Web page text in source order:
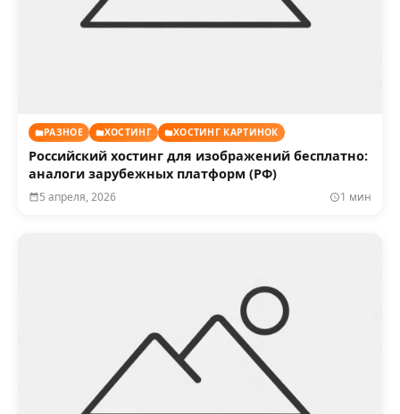
РАЗНОЕ ХОСТИНГ ХОСТИНГ КАРТИНОК
Российский хостинг для изображений бесплатно:
аналоги зарубежных платформ (РФ)
5 апреля, 2026 1 мин